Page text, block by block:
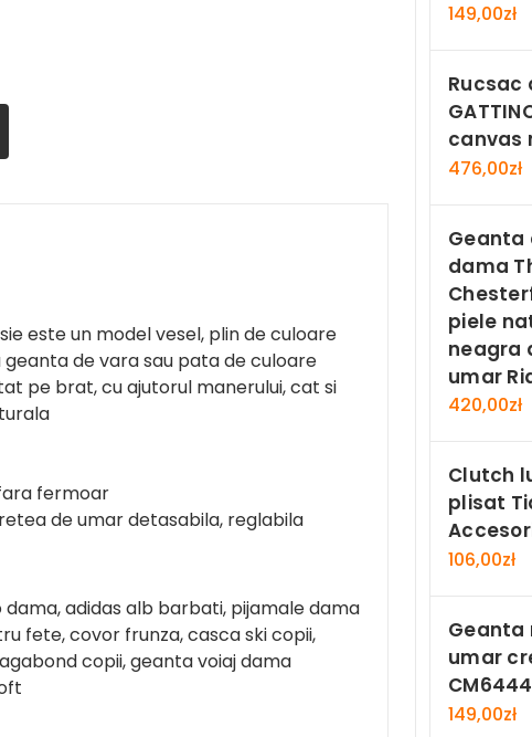
este un model vesel, plin de culoare
de vara sau pata de culoare
pe brat, cu ajutorul manerului, cat si
fermoar
de umar detasabila, reglabila
adidas alb barbati, pijamale dama
fete, covor frunza, casca ski copii,
copii, geanta voiaj dama
149,00zł
Rucsac
canvas
476,00zł
Geanta
dama
piele
neagra
umar
420,00zł
Clutch
plisat
106,00zł
Geanta
umar
149,00zł